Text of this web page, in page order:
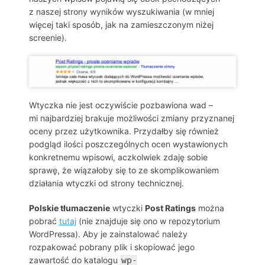
z naszej strony wyników wyszukiwania (w mniej
więcej taki sposób, jak na zamieszczonym niżej
screenie).
Wtyczka nie jest oczywiście pozbawiona wad –
mi najbardziej brakuje możliwości zmiany przyznanej
oceny przez użytkownika. Przydałby się również
podgląd ilości poszczególnych ocen wystawionych
konkretnemu wpisowi, aczkolwiek zdaję sobie
sprawę, że wiązałoby się to ze skomplikowaniem
działania wtyczki od strony technicznej.
Polskie tłumaczenie wtyczki Post Ratings można
pobrać tutaj (nie znajduje się ono w repozytorium
WordPressa). Aby je zainstalować należy
rozpakować pobrany plik i skopiować jego
zawartość do katalogu wp-